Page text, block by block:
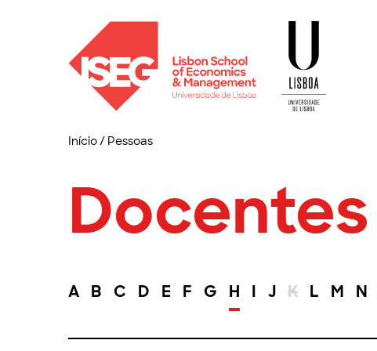
Início/ Pessoas
Docentes
A B C D E F G H I J K L M N